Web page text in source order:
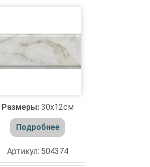
Размеры: 30x12см
Подробнее
Артикул: 504374